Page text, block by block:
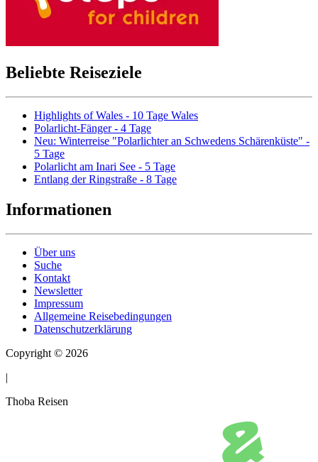
Beliebte Reiseziele
Highlights of Wales - 10 Tage Wales
Polarlicht-Fänger - 4 Tage
Neu: Winterreise "Polarlichter an Schwedens Schärenküste" -
5 Tage
Polarlicht am Inari See - 5 Tage
Entlang der Ringstraße - 8 Tage
Informationen
Über uns
Suche
Kontakt
Newsletter
Impressum
Allgemeine Reisebedingungen
Datenschutzerklärung
Copyright © 2026
|
Thoba Reisen